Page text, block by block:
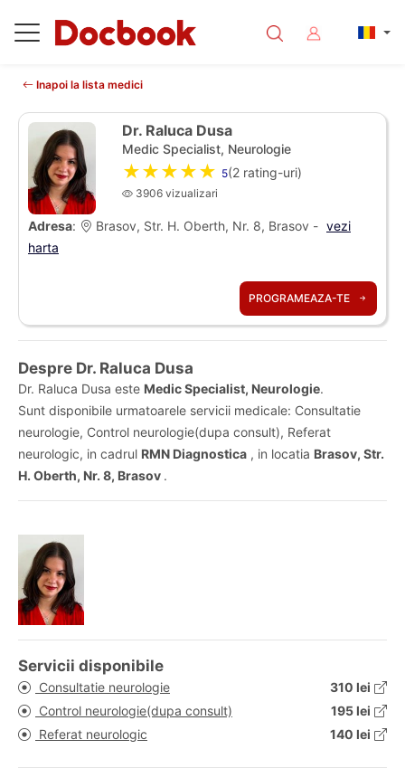
Inapoi la lista medici
Dr. Raluca Dusa
Medic Specialist, Neurologie
★★★★★ 5(2 rating-uri)
3906 vizualizari
Adresa: Brasov, Str. H. Oberth, Nr. 8, Brasov - vezi
harta
PROGRAMEAZA-TE
Despre Dr. Raluca Dusa
Dr. Raluca Dusa este Medic Specialist, Neurologie.
Sunt disponibile urmatoarele servicii medicale: Consultatie
neurologie, Control neurologie(dupa consult), Referat
neurologic, in cadrul RMN Diagnostica , in locatia Brasov, Str.
H. Oberth, Nr. 8, Brasov .
Servicii disponibile
Consultatie neurologie
310 lei
Control neurologie(dupa consult)
195 lei
Referat neurologic
140 lei